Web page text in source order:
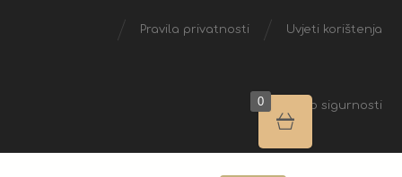
Uvjeti korištenja
Pravila privatnosti
Izjava o sigurnosti
0